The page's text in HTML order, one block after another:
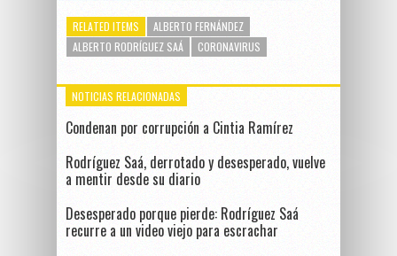
RELATED ITEMS
ALBERTO FERNÁNDEZ
ALBERTO RODRÍGUEZ SAÁ
CORONAVIRUS
NOTICIAS RELACIONADAS
Condenan por corrupción a Cintia Ramírez
Rodríguez Saá, derrotado y desesperado, vuelve
a mentir desde su diario
Desesperado porque pierde: Rodríguez Saá
recurre a un video viejo para escrachar